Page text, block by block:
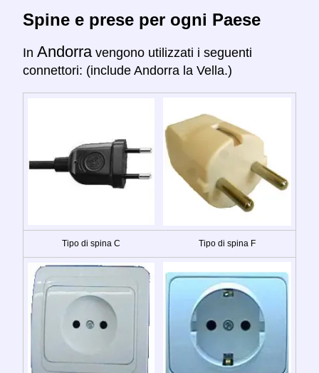
Spine e prese per ogni Paese
In Andorra vengono utilizzati i seguenti
connettori: (include Andorra la Vella.)
Tipo di spina C Tipo di spina F